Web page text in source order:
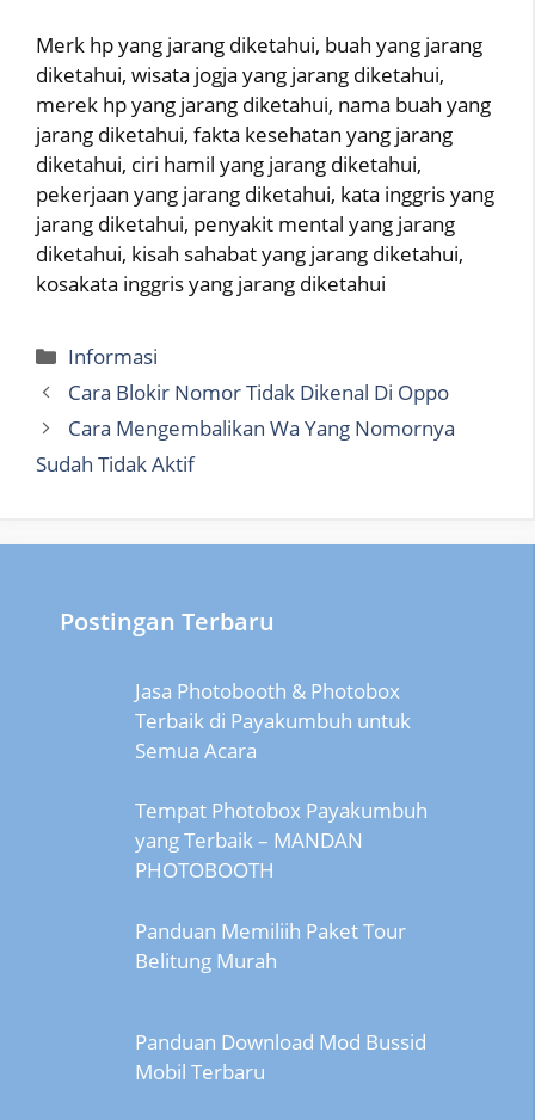
Merk hp yang jarang diketahui, buah yang jarang
diketahui, wisata jogja yang jarang diketahui,
merek hp yang jarang diketahui, nama buah yang
jarang diketahui, fakta kesehatan yang jarang
diketahui, ciri hamil yang jarang diketahui,
pekerjaan yang jarang diketahui, kata inggris yang
jarang diketahui, penyakit mental yang jarang
diketahui, kisah sahabat yang jarang diketahui,
kosakata inggris yang jarang diketahui
Categories
Informasi
Cara Blokir Nomor Tidak Dikenal Di Oppo
Cara Mengembalikan Wa Yang Nomornya
Sudah Tidak Aktif
Postingan Terbaru
Jasa Photobooth & Photobox
Terbaik di Payakumbuh untuk
Semua Acara
Tempat Photobox Payakumbuh
yang Terbaik – MANDAN
PHOTOBOOTH
Panduan Memiliih Paket Tour
Belitung Murah
Panduan Download Mod Bussid
Mobil Terbaru